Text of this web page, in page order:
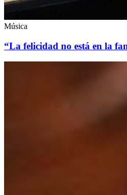
Música
“La felicidad no está en la